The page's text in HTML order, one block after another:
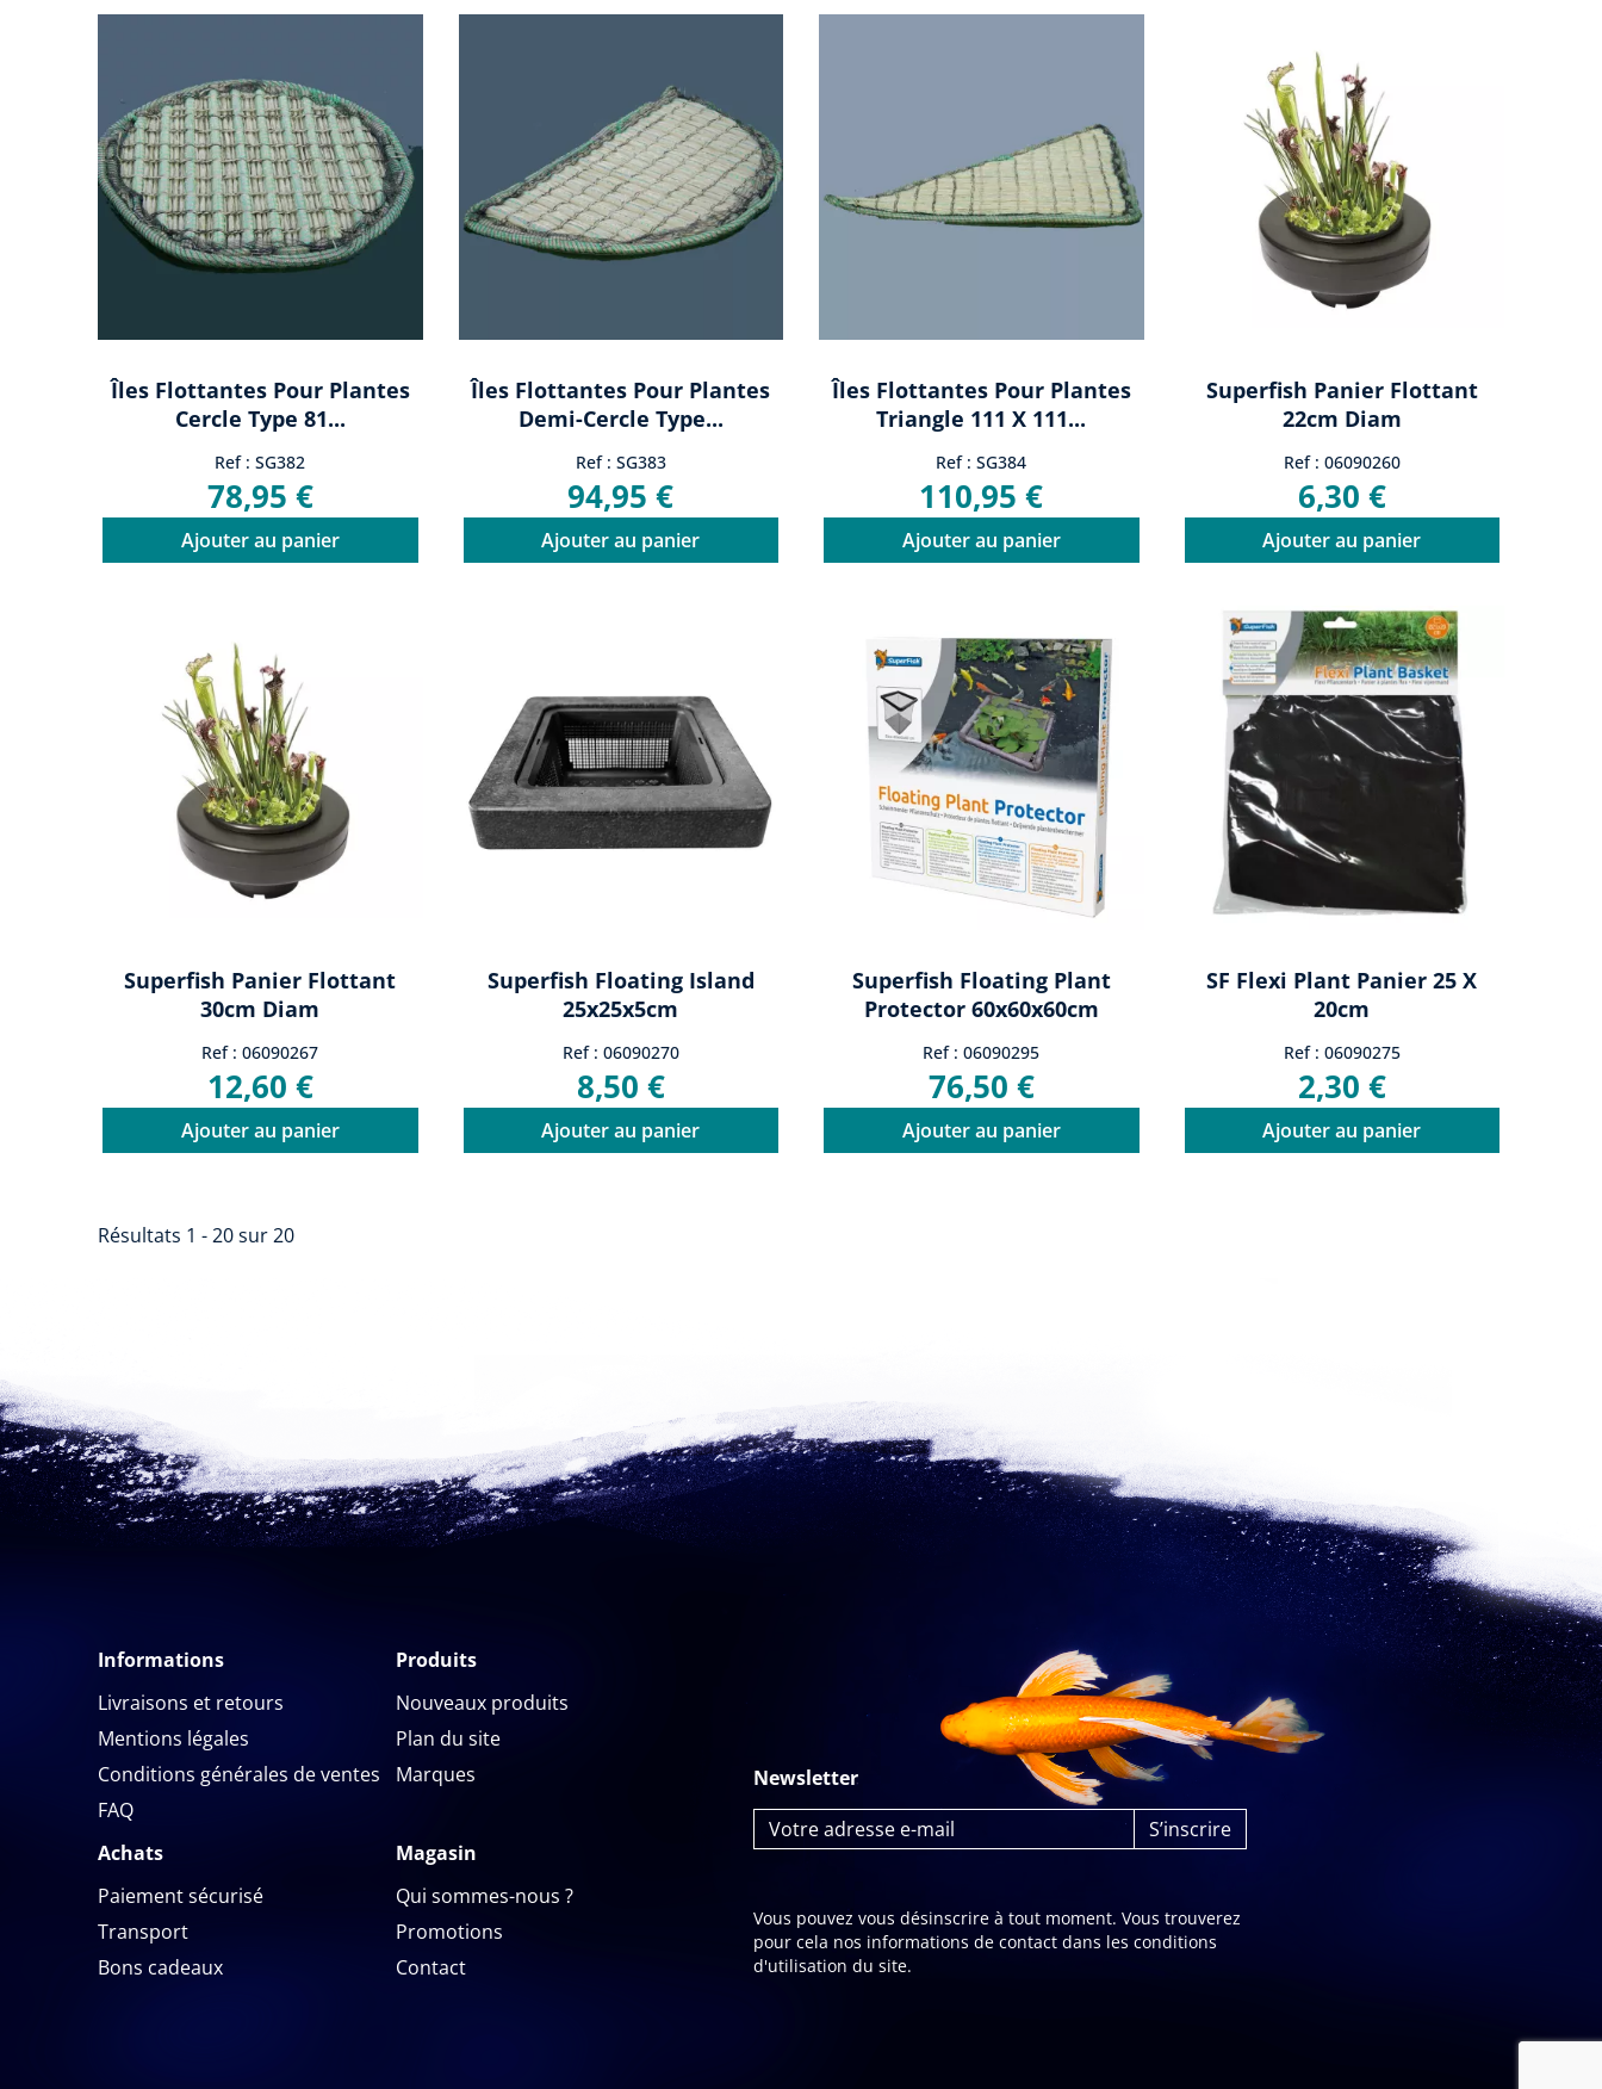
Îles Flottantes Pour Plantes
Cercle Type 81...
Ref : SG382
78,95 €
Ajouter au panier
Îles Flottantes Pour Plantes
Demi-Cercle Type...
Ref : SG383
94,95 €
Ajouter au panier
Îles Flottantes Pour Plantes
Triangle 111 X 111...
Ref : SG384
110,95 €
Ajouter au panier
Superfish Panier Flottant
22cm Diam
Ref : 06090260
6,30 €
Ajouter au panier
Superfish Panier Flottant
30cm Diam
Ref : 06090267
12,60 €
Ajouter au panier
Superfish Floating Island
25x25x5cm
Ref : 06090270
8,50 €
Ajouter au panier
Superfish Floating Plant
Protector 60x60x60cm
Ref : 06090295
76,50 €
Ajouter au panier
SF Flexi Plant Panier 25 X
20cm
Ref : 06090275
2,30 €
Ajouter au panier
Résultats 1 - 20 sur 20
Informations
Livraisons et retours
Mentions légales
Conditions générales de ventes
FAQ
Produits
Nouveaux produits
Plan du site
Marques
Achats
Paiement sécurisé
Transport
Bons cadeaux
Magasin
Qui sommes-nous ?
Promotions
Contact
Newsletter
Vous pouvez vous désinscrire à tout moment. Vous trouverez
pour cela nos informations de contact dans les conditions
d'utilisation du site.